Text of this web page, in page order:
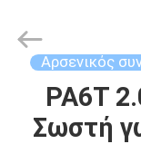
ΣΠΊΤΙ
Electronic
Co.,Ltd.
Αρσενικός
PA6T
Σωστή